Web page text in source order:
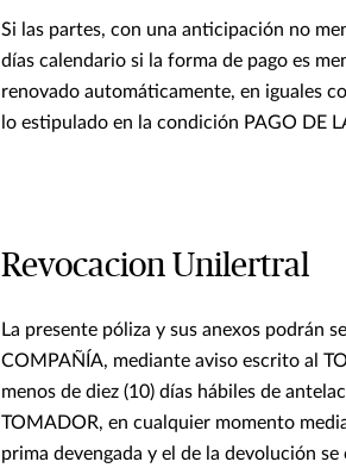
Si las partes, con una anticipación no
días calendario si la forma de pago es
renovado automáticamente, en iguales
lo estipulado en la condición PAGO DE
Revocacion Unilertral
La presente póliza y sus anexos podrán
COMPAÑÍA, mediante aviso escrito al
menos de diez (10) días hábiles de
TOMADOR, en cualquier momento
prima devengada y el de la devolución